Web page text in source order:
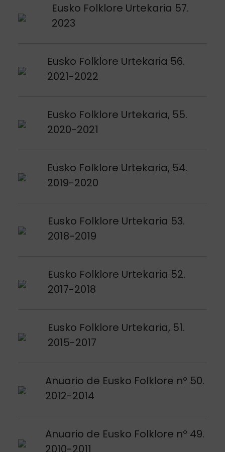
Eusko Folklore Urtekaria 57.
2023
Voir publication
Eusko Folklore Urtekaria 56.
2021-2022
Voir publication
Eusko Folklore Urtekaria, 55.
2020-2021
Voir publication
Eusko Folklore Urtekaria, 54.
2019-2020
Voir publication
Eusko Folklore Urtekaria 53.
2018-2019
Voir publication
Eusko Folklore Urtekaria 52.
2017-2018
Voir publication
Eusko Folklore Urtekaria, 51.
2015-2017
Voir publication
Anuario de Eusko Folklore nº 50.
2012-2014
Voir publication
Anuario de Eusko Folklore nº 49.
2010-2011
Voir publication